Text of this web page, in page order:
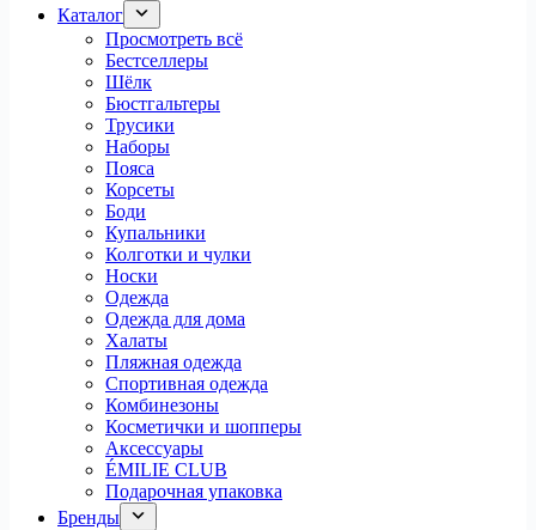
Каталог
Просмотреть всё
Бестселлеры
Шёлк
Бюстгальтеры
Трусики
Наборы
Пояса
Корсеты
Боди
Купальники
Колготки и чулки
Носки
Одежда
Одежда для дома
Халаты
Пляжная одежда
Спортивная одежда
Комбинезоны
Косметички и шопперы
Аксессуары
ÉMILIE CLUB
Подарочная упаковка
Бренды